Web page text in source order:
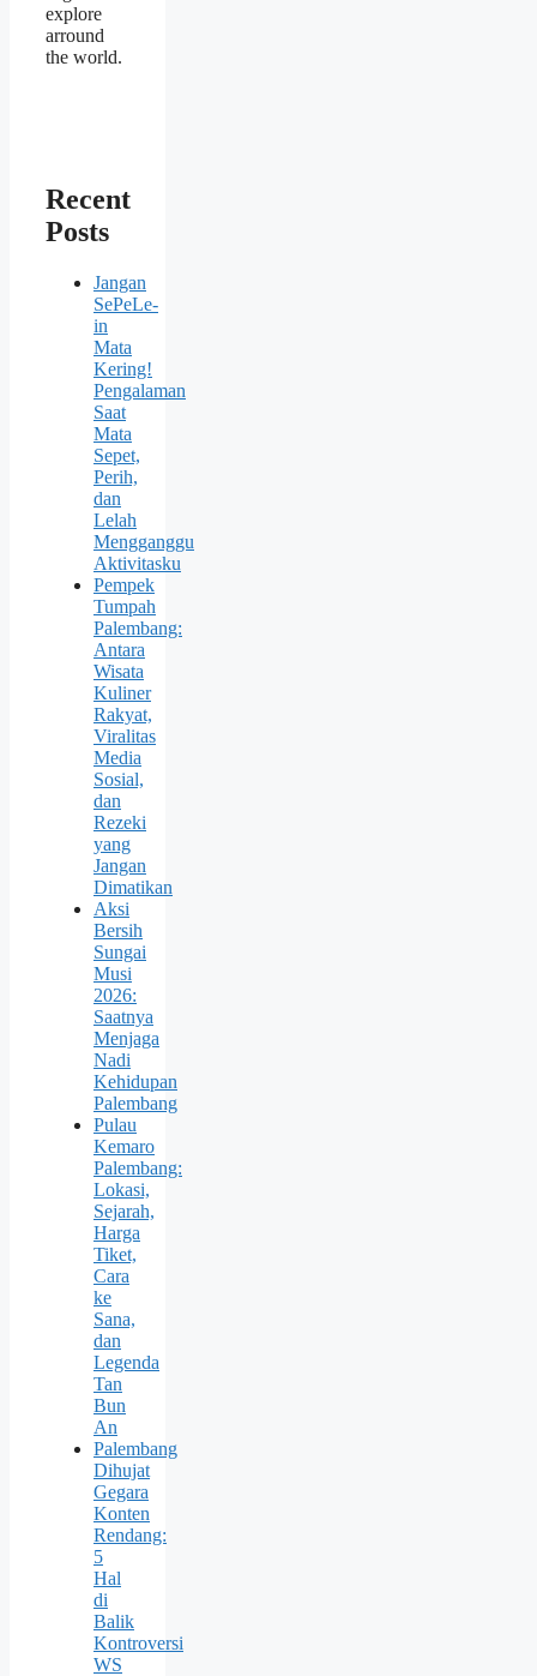
explore
arround
the world.
Recent
Posts
Jangan
SePeLe-
in
Mata
Kering!
Pengalaman
Saat
Mata
Sepet,
Perih,
dan
Lelah
Mengganggu
Aktivitasku
Pempek
Tumpah
Palembang:
Antara
Wisata
Kuliner
Rakyat,
Viralitas
Media
Sosial,
dan
Rezeki
yang
Jangan
Dimatikan
Aksi
Bersih
Sungai
Musi
2026:
Saatnya
Menjaga
Nadi
Kehidupan
Palembang
Pulau
Kemaro
Palembang:
Lokasi,
Sejarah,
Harga
Tiket,
Cara
ke
Sana,
dan
Legenda
Tan
Bun
An
Palembang
Dihujat
Gegara
Konten
Rendang:
5
Hal
di
Balik
Kontroversi
WS